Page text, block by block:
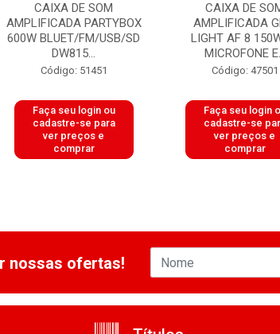
CAIXA DE SOM
AMPLIFICADA PARTYBOX
600W BLUET/FM/USB/SD
DW815...
Código: 51451
Faça seu login ou
cadastre-se para
ver preços e
comprar
CAIXA DE
AMPLIFICADA
LIGHT AF 8
MICROFONE
Código: 47501
Faça seu login
cadastre-se
ver preços e
comprar
nossas ofertas!